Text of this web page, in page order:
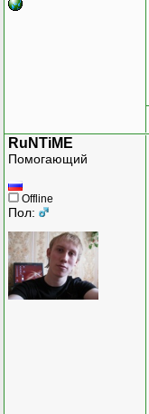
RuNTiME
Помогающий
Offline
Пол: